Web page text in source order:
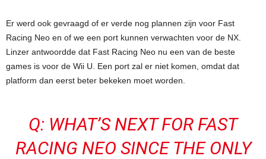
Er werd ook gevraagd of er verde nog plannen zijn voor Fast
Racing Neo en of we een port kunnen verwachten voor de NX.
Linzer antwoordde dat Fast Racing Neo nu een van de beste
games is voor de Wii U. Een port zal er niet komen, omdat dat
platform dan eerst beter bekeken moet worden.
Q: WHAT’S NEXT FOR FAST
RACING NEO SINCE THE ONLY